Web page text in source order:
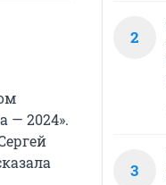
— 2024».
2
3